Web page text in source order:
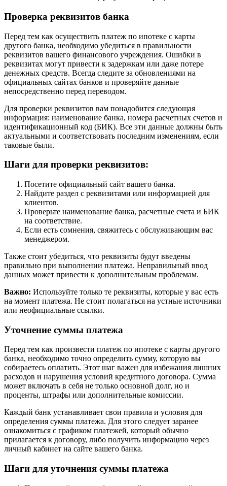
Проверка реквизитов банка
Перед тем как осуществить платеж по ипотеке с карты
другого банка, необходимо убедиться в правильности
реквизитов вашего финансового учреждения. Ошибки в
реквизитах могут привести к задержкам или даже потере
денежных средств. Всегда следите за обновлениями на
официальных сайтах банков и проверяйте данные
непосредственно перед переводом.
Для проверки реквизитов вам понадобится следующая
информация: наименование банка, номера расчетных счетов и
идентификационный код (БИК). Все эти данные должны быть
актуальными и соответствовать последним изменениям, если
таковые были.
Шаги для проверки реквизитов:
Посетите официальный сайт вашего банка.
Найдите раздел с реквизитами или информацией для
клиентов.
Проверьте наименование банка, расчетные счета и БИК
на соответствие.
Если есть сомнения, свяжитесь с обслуживающим вас
менеджером.
Также стоит убедиться, что реквизиты будут введены
правильно при выполнении платежа. Неправильный ввод
данных может привести к дополнительным проблемам.
Важно: Используйте только те реквизиты, которые у вас есть
на момент платежа. Не стоит полагаться на устные источники
или неофициальные ссылки.
Уточнение суммы платежа
Перед тем как произвести платеж по ипотеке с карты другого
банка, необходимо точно определить сумму, которую вы
собираетесь оплатить. Этот шаг важен для избежания лишних
расходов и нарушения условий кредитного договора. Сумма
может включать в себя не только основной долг, но и
проценты, штрафы или дополнительные комиссии.
Каждый банк устанавливает свои правила и условия для
определения суммы платежа. Для этого следует заранее
ознакомиться с графиком платежей, который обычно
прилагается к договору, либо получить информацию через
личный кабинет на сайте вашего банка.
Шаги для уточнения суммы платежа